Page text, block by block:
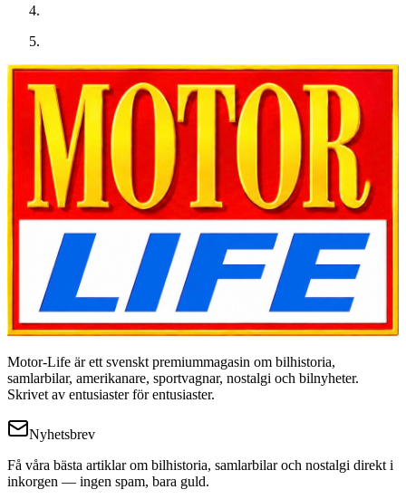
Motor-Life är ett svenskt premiummagasin om bilhistoria,
samlarbilar, amerikanare, sportvagnar, nostalgi och bilnyheter.
Skrivet av entusiaster för entusiaster.
Nyhetsbrev
Få våra bästa artiklar om bilhistoria, samlarbilar och nostalgi direkt i
inkorgen — ingen spam, bara guld.